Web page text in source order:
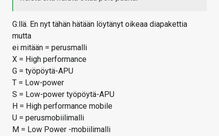
G:llä. En nyt tähän hätään löytänyt oikeaa diapakettia
mutta
ei mitään = perusmalli
X = High performance
G = työpöytä-APU
T = Low-power
S = Low-power työpöytä-APU
H = High performance mobile
U = perusmobiilimalli
M = Low Power -mobiilimalli